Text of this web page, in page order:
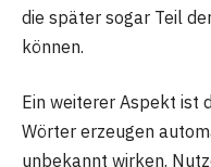
die später sogar Teil
können.
Ein weiterer Aspekt ist
Wörter erzeugen
unbekannt wirken.